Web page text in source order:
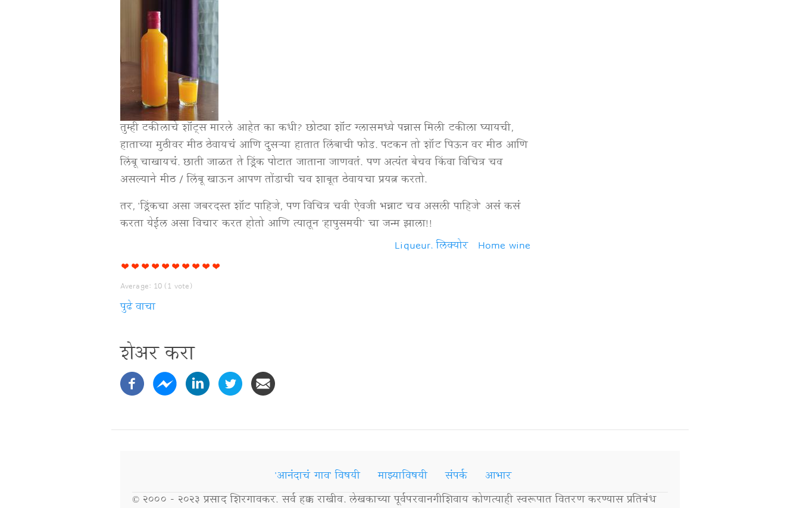
ची
लिक्योर
विषयी
तुम्ही टकीलाचे शॉट्स मारले आहेत का कधी? छोट्या शॉट ग्लासमध्ये पन्नास मिली टकीला घ्यायची,
हाताच्या मुठीवर मीठ ठेवायचं आणि दुसऱ्या हातात लिंबाची फोड. पटकन तो शॉट पिऊन वर मीठ आणि
लिंबू चाखायचं. छाती जाळत ते ड्रिंक पोटात जाताना जाणवतं. पण अत्यंत बेचव किंवा विचित्र चव
असल्याने मीठ / लिंबू खाऊन आपण तोंडाची चव शाबूत ठेवायचा प्रयत्न करतो.
तर, 'ड्रिंकचा असा जबरदस्त शॉट पाहिजे, पण विचित्र चवी ऐवजी भन्नाट चव असली पाहिजे' असं कसं
करता येईल असा विचार करत होतो आणि त्यातून 'हापुसमयी' चा जन्म झाला!!
Liqueur. लिक्योर
Home wine
Average: 10 (1 vote)
पुढे वाचाहापुसमयी
Mango
Liqueur)
विषयी
शेअर करा
'आनंदाचं गाव' विषयी माझ्याविषयी संपर्क
आभार
© २००० - २०२३ प्रसाद शिरगावकर. सर्व हक्क राखीव. लेखकाच्या पूर्वपरवानगीशिवाय कोणत्याही स्वरूपात वितरण करण्यास प्रतिबंध